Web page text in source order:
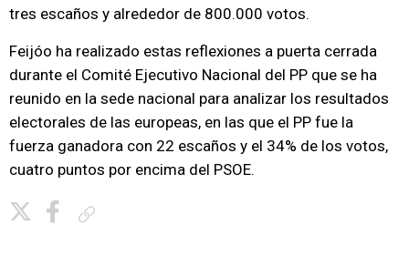
tres escaños y alrededor de 800.000 votos.
Feijóo ha realizado estas reflexiones a puerta cerrada
durante el Comité Ejecutivo Nacional del PP que se ha
reunido en la sede nacional para analizar los resultados
electorales de las europeas, en las que el PP fue la
fuerza ganadora con 22 escaños y el 34% de los votos,
cuatro puntos por encima del PSOE.